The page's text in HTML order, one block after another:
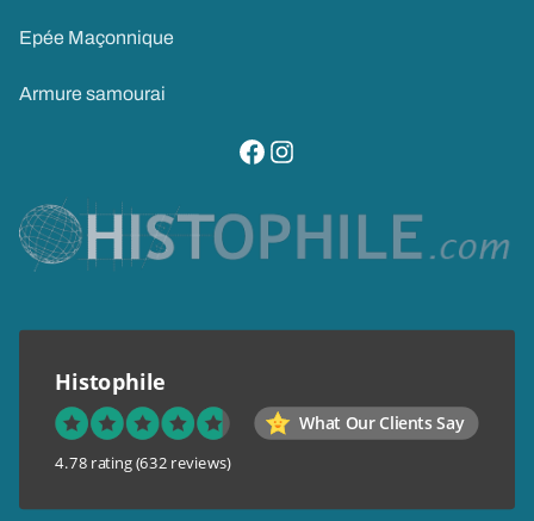
Epée Maçonnique
Armure samourai
visitez notre page facebook
suivez notre compte instagram
Histophile
What Our Clients Say
4.78 rating (632 reviews)